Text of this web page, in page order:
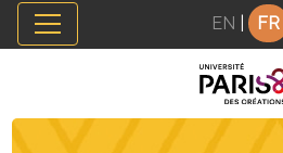
Panneau de gestion des cookies
EN FR